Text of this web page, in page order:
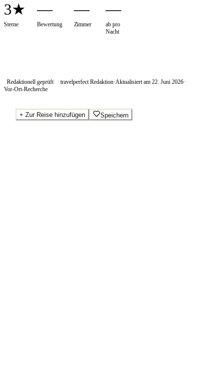
3★
Sterne
—
Bewertung
—
Zimmer
—
ab pro
Nacht
Redaktionell geprüft travelperfect Redaktion·Aktualisiert am 22. Juni 2026·
Vor-Ort-Recherche
+ Zur Reise hinzufügen Speichern